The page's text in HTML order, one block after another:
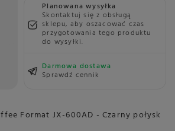
Planowana wysyłka
Skontaktuj się z obsługą
sklepu, aby oszacować czas
przygotowania tego produktu
do wysyłki.
Darmowa dostawa
Sprawdź cennik
Format JX-600AD - Czarny połysk